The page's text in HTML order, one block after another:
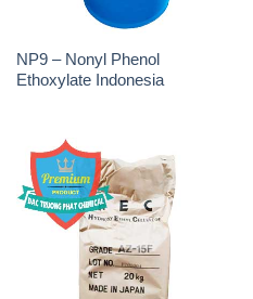
NP9 – Nonyl Phenol
Ethoxylate Indonesia